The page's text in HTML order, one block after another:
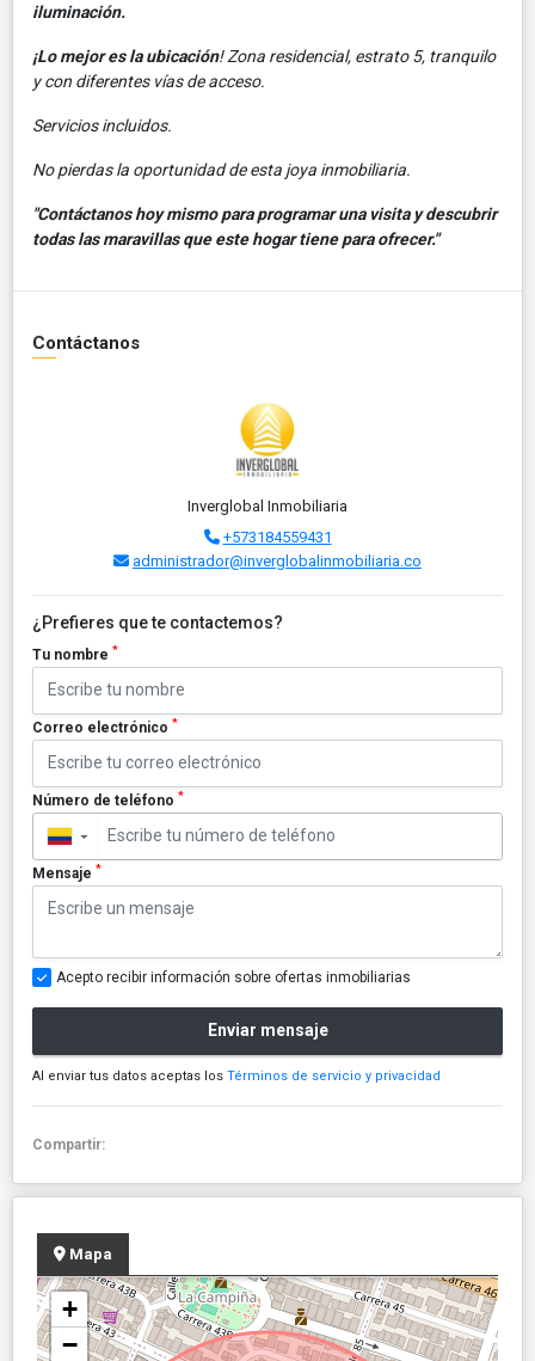
iluminación.
¡Lo mejor es la ubicación! Zona residencial, estrato 5, tranquilo
y con diferentes vías de acceso.
Servicios incluidos.
No pierdas la oportunidad de esta joya inmobiliaria.
"Contáctanos hoy mismo para programar una visita y descubrir
todas las maravillas que este hogar tiene para ofrecer."
Contáctanos
Inverglobal Inmobiliaria
+573184559431
administrador@inverglobalinmobiliaria.co
¿Prefieres que te contactemos?
Tu nombre *
Correo electrónico *
Número de teléfono *
▼
Mensaje *
Acepto recibir información sobre ofertas inmobiliarias
Enviar mensaje
Al enviar tus datos aceptas los Términos de servicio y privacidad
Compartir:
Mapa
+
−